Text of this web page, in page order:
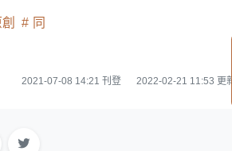
同
2021-07-08 14:21 刊登 2022-02-21 11:53 更新